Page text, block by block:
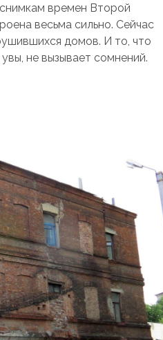
времен Второй
весьма сильно. Сейчас
домов. И то, что
не вызывает сомнений.